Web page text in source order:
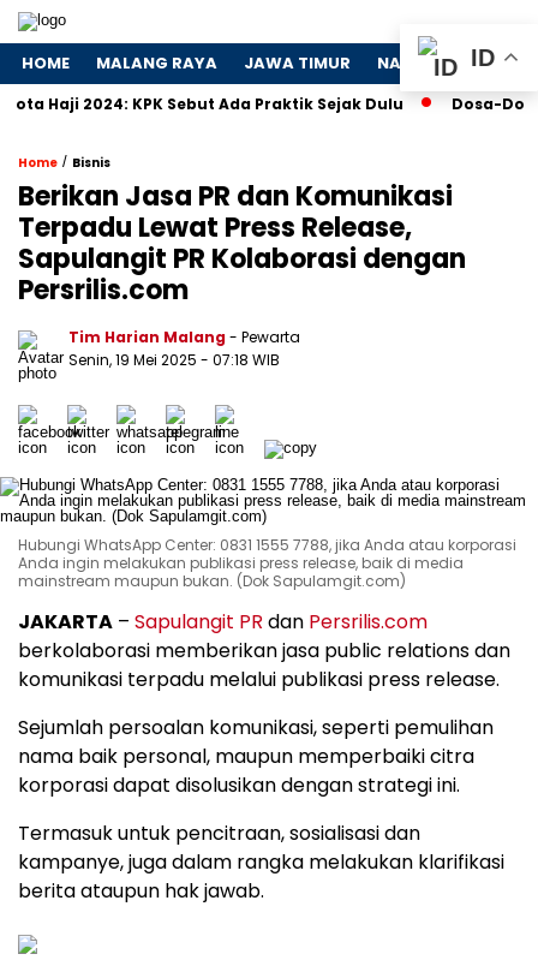
HOME MALANG RAYA JAWA TIMUR NASIONAL
2024: KPK Sebut Ada Praktik Sejak Dulu Dosa-Dosa 4
Home / Bisnis
Berikan Jasa PR dan Komunikasi
Terpadu Lewat Press Release,
Sapulangit PR Kolaborasi dengan
Persrilis.com
Tim Harian Malang- Pewarta
Senin, 19 Mei 2025 - 07:18 WIB
Hubungi WhatsApp Center: 0831 1555 7788, jika Anda atau korporasi
Anda ingin melakukan publikasi press release, baik di media
mainstream maupun bukan. (Dok Sapulamgit.com)
JAKARTA – Sapulangit PR dan Persrilis.com
berkolaborasi memberikan jasa public relations dan
komunikasi terpadu melalui publikasi press release.
Sejumlah persoalan komunikasi, seperti pemulihan
nama baik personal, maupun memperbaiki citra
korporasi dapat disolusikan dengan strategi ini.
Termasuk untuk pencitraan, sosialisasi dan
kampanye, juga dalam rangka melakukan klarifikasi
berita ataupun hak jawab.
ID